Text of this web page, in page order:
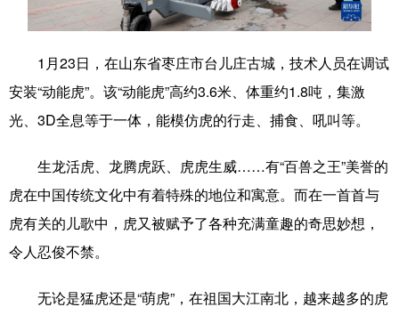
食品 人居 信息化 数字经济
城市 旅游 能源 会展
彩票 娱乐 时尚 悦读
公益 一带一路 亚太网 上市公司
文化产业
地方频道
北京 天津 河北 山西
1月23日，在山东省枣庄市台儿庄古城，技术人员在调试
安装“动能虎”。该“动能虎”高约3.6米、体重约1.8吨，集激
光、3D全息等于一体，能模仿虎的行走、捕食、吼叫等。
生龙活虎、龙腾虎跃、虎虎生威……有“百兽之王”美誉的
虎在中国传统文化中有着特殊的地位和寓意。而在一首首与
虎有关的儿歌中，虎又被赋予了各种充满童趣的奇思妙想，
令人忍俊不禁。
无论是猛虎还是“萌虎”，在祖国大江南北，越来越多的虎